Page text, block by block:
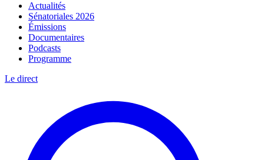
Actualités
Sénatoriales 2026
Émissions
Documentaires
Podcasts
Programme
Le direct